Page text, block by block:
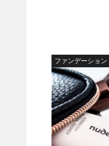
ファンデーション